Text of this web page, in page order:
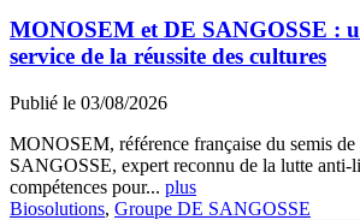
MONOSEM et DE SANGOSSE :
service de la réussite des cultures
Publié le 03/08/2026
MONOSEM, référence française du semis
SANGOSSE, expert reconnu de la lutte anti-
compétences pour... plus
Biosolutions, Groupe DE SANGOSSE